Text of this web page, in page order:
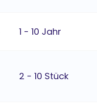
1 - 10 Jahr
2 - 10 Stück